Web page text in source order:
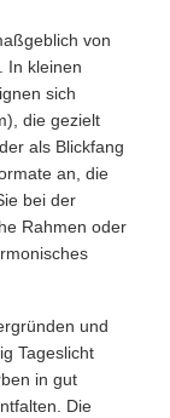
von
In kleinen
sich
die gezielt
als Blickfang
an, die
bei der
Rahmen oder
und
Tageslicht
in gut
Die